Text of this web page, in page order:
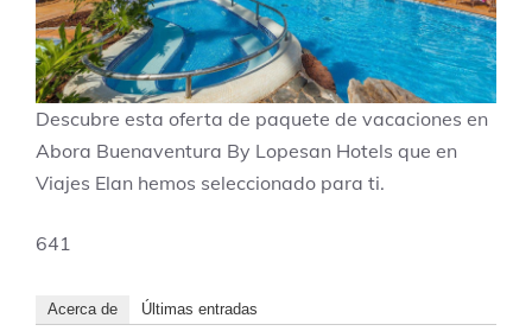
Descubre esta oferta de paquete de vacaciones en
Abora Buenaventura By Lopesan Hotels que en
Viajes Elan hemos seleccionado para ti.
641
Acerca de Últimas entradas